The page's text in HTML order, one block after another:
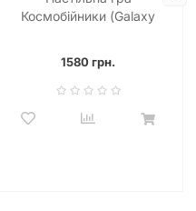
Космобійники (Galaxy
1580 грн.